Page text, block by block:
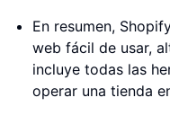
En resumen,
web fácil de usar,
incluye todas las
operar una tienda